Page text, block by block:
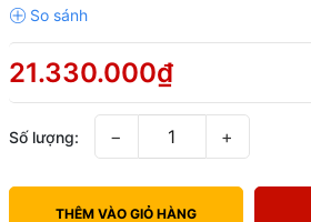
21.330.000₫
Số lượng: − +
THÊM VÀO GIỎ HÀNG